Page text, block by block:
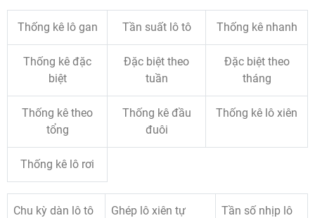
Thống kê lô gan Tần suất lô tô Thống kê nhanh
Thống kê đặc
biệt
Đặc biệt theo
tuần
Đặc biệt theo
tháng
Thống kê theo
tổng
Thống kê đầu
đuôi
Thống kê lô xiên
Thống kê lô rơi
Chu kỳ dàn lô tô
Ghép lô xiên tự
Tần số nhịp lô